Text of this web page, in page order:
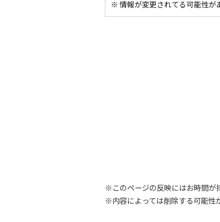
※ 情報が変更されてる可能性が
※このページの反映にはお時間が
※内容によっては削除する可能性